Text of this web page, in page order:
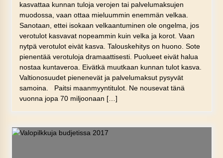
kasvattaa kunnan tuloja verojen tai palvelumaksujen
muodossa, vaan ottaa mieluummin enemmän velkaa.
Sanotaan, ettei isokaan velkaantuminen ole ongelma, jos
verotulot kasvavat nopeammin kuin velka ja korot. Vaan
nytpä verotulot eivät kasva. Talouskehitys on huono. Sote
pienentää verotuloja dramaattisesti. Puolueet eivät halua
nostaa kuntaveroa. Eivätkä muutkaan kunnan tulot kasva.
Valtionosuudet pienenevät ja palvelumaksut pysyvät
samoina. Paitsi maanmyyntitulot. Ne nousevat tänä
vuonna jopa 70 miljoonaan […]